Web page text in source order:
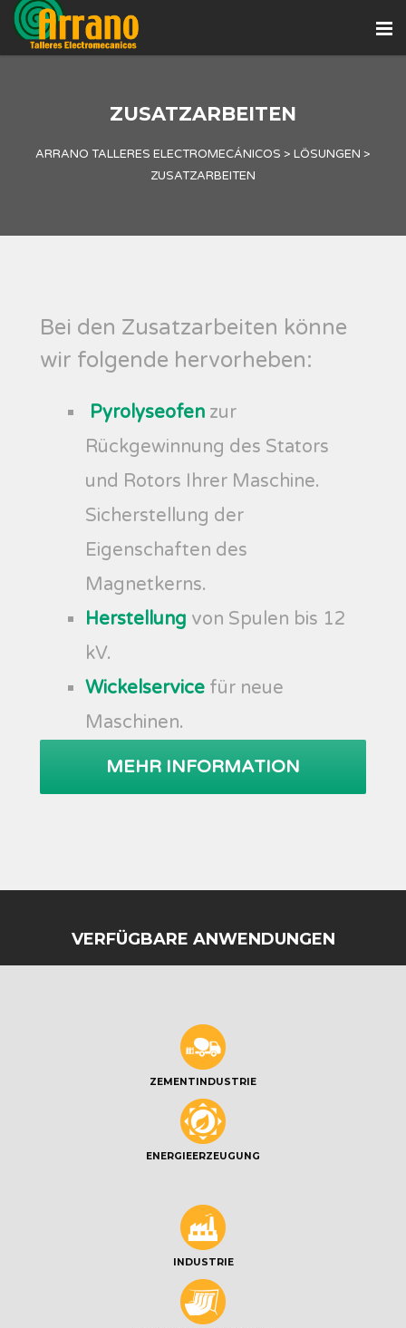
ZUSATZARBEITEN
ARRANO TALLERES ELECTROMECÁNICOS > LÖSUNGEN >
ZUSATZARBEITEN
Bei den Zusatzarbeiten könne
wir folgende hervorheben:
Pyrolyseofen zur
Rückgewinnung des Stators
und Rotors Ihrer Maschine.
Sicherstellung der
Eigenschaften des
Magnetkerns.
Herstellung von Spulen bis 12
kV.
Wickelservice für neue
Maschinen.
MEHR INFORMATION
VERFÜGBARE ANWENDUNGEN
ZEMENTINDUSTRIE
ENERGIEERZEUGUNG
INDUSTRIE